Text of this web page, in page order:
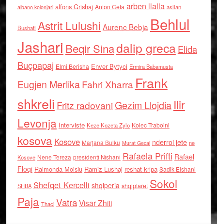
albano kolonjari alfons Grishaj Anton Cefa arben llalla asllan
Bushati Astrit Lulushi Aurenc Bebja Behlul
Jashari Beqir Sinadalip grecaElida
Buçpapaj Elmi Berisha Enver Bytyci Ermira Babamusta
Eugjen MerlikaFahri Xharra Frank
shkreli Fritz radovaniGezim Llojdia Ilir
Levonja Interviste Keze Kozeta Zylo Kolec Traboini
kosova Kosove Marjana Bulku Murat Gecaj nderroi jete ne
Kosove Nene Tereza presidenti Nishani Rafaela Prifti Rafael
Floqi Raimonda Moisiu Ramiz Lushaj reshat kripa Sadik Elshani
SHBA Shefqet Kercelli shqiperia shqiptaret Sokol
Paja Thaci VatraVisar Zhiti